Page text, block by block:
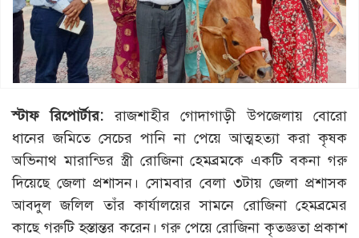
স্টাফ রিপোর্টার: রাজশাহীর গোদাগাড়ী উপজেলায় বোরো
ধানের জমিতে সেচের পানি না পেয়ে আত্মহত্যা করা কৃষক
অভিনাথ মারান্ডির স্ত্রী রোজিনা হেমব্রমকে একটি বকনা গরু
দিয়েছে জেলা প্রশাসন। সোমবার বেলা ৩টায় জেলা প্রশাসক
আবদুল জলিল তাঁর কার্যালয়ের সামনে রোজিনা হেমব্রমের
কাছে গরুটি হস্তান্তর করেন। গরু পেয়ে রোজিনা কৃতজ্ঞতা প্রকাশ